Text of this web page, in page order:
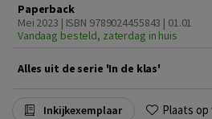
Paperback
Mei 2023 | ISBN 9789024455843 | 01.01
Vandaag besteld, zaterdag in huis
Alles uit de serie 'In de klas'
Inkijkexemplaar Plaats